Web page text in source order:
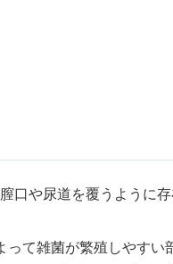
口や尿道を覆うように
って雑菌が繁殖しやす